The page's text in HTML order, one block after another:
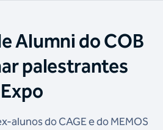
Alumni do COB
palestrantes
alunos do CAGE e do MEMOS